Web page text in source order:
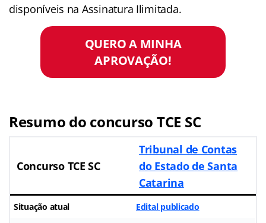
disponíveis na Assinatura Ilimitada.
QUERO A MINHA
APROVAÇÃO!
Resumo do concurso TCE SC
Concurso TCE SC
Tribunal de Contas
do Estado de Santa
Catarina
Situação atual Edital publicado